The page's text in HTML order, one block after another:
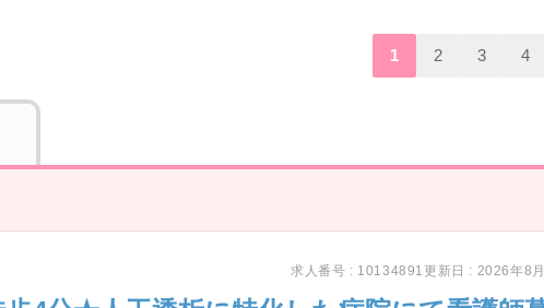
1 2 3 4
求人番号 : 10134891更新日 : 2026年8